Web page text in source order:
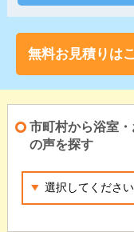
無料お見積りは
市町村から浴室
の声を探す